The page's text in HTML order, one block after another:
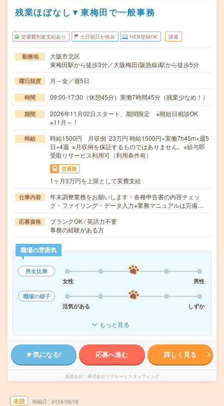
残業ほぼなし▼東梅田で一般事務
交通費別途支給あり 土日祝日が休み WEB登録OK 派遣
勤務地
大阪市北区
東梅田駅から徒歩3分／大阪梅田(阪急線)駅から徒歩5分
曜日頻度 月～金／週5日
時間 09:00-17:30（休憩45分）実働7時間45分（残業少なめ！）
期間
2026年11月02日スタート、期間限定 ※開始日相談OK
※11月～！
時給
時給1500円 月収例 23万円 時給1500円×実働7h45m×週5
日×4週 ※月収例を保証するものではありません。※給与即
受取りサービス利用可（利用条件有）
交通費
1ヶ月3万円を上限として実費支給
仕事内容
年末調整業務をお願いします・各種申告書の内容チェッ
ク・ファイリング・データ入力※業務マニュアルは完備…
応募資格
ブランクOK / 英語力不要
事務の経験がある方
職場の雰囲気
男女比率
女性
男性
職場の様子
活気がある
しずか
もっと見る
気になる! 応募へ進む 詳しく見る
派遣会社 株式会社リクルートスタッフィング
未読 掲載日 2026/08/08